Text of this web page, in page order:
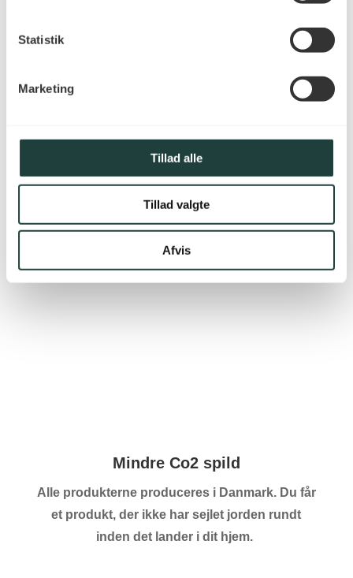
Statistik
Marketing
Tillad alle
Tillad valgte
Afvis
Alle vores produkter produceres på eget
produceres med 100% grøn strøm.
Råd & Vejledning
Hos PA Savværk kan du altid ringe eller skrive
Mindre Co2 spild
Alle produkterne produceres i Danmark. Du får
et produkt, der ikke har sejlet jorden rundt
inden det lander i dit hjem.